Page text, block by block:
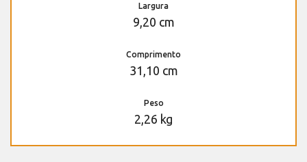
Largura
9,20 cm
Comprimento
31,10 cm
Peso
2,26 kg